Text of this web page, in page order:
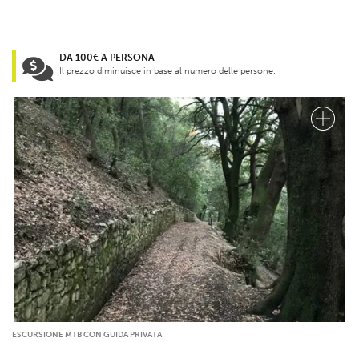
DA 100€ A PERSONA
Il prezzo diminuisce in base al numero delle persone.
ESCURSIONE MTB CON GUIDA PRIVATA